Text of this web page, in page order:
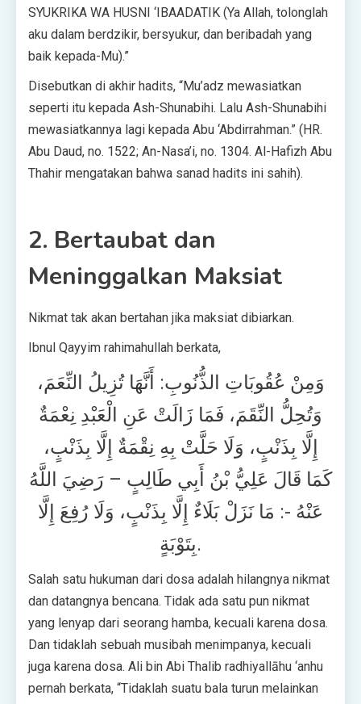
SYUKRIKA WA HUSNI ‘IBAADATIK (Ya Allah, tolonglah
aku dalam berdzikir, bersyukur, dan beribadah yang
baik kepada-Mu).”
Disebutkan di akhir hadits, “Mu’adz mewasiatkan
seperti itu kepada Ash-Shunabihi. Lalu Ash-Shunabihi
mewasiatkannya lagi kepada Abu ‘Abdirrahman.” (HR.
Abu Daud, no. 1522; An-Nasa’i, no. 1304. Al-Hafizh Abu
Thahir mengatakan bahwa sanad hadits ini sahih).
2. Bertaubat dan
Meninggalkan Maksiat
Nikmat tak akan bertahan jika maksiat dibiarkan.
Ibnul Qayyim rahimahullah berkata,
وَمِنْ عُقُوبَاتِ الذُّنُوبِ: أَنَّهَا تُزِيلُ النِّعَمَ،
وَتُحِلُّ النِّقَمَ، فَمَا زَالَتْ عَنِ الْعَبْدِ نِعْمَةٌ
إِلَّا بِذَنْبٍ، وَلَا حَلَّتْ بِهِ نِقْمَةٌ إِلَّا بِذَنْبٍ،
كَمَا قَالَ عَلِيُّ بْنُ أَبِي طَالِبٍ – رَضِيَ اللَّهُ
عَنْهُ -: مَا نَزَلْ بَلَاءٌ إِلَّا بِذَنْبٍ، وَلَا رُفِعَ إِلَّا
بِتَوْبَةٍ.
Salah satu hukuman dari dosa adalah hilangnya nikmat
dan datangnya bencana. Tidak ada satu pun nikmat
yang lenyap dari seorang hamba, kecuali karena dosa.
Dan tidaklah sebuah musibah menimpanya, kecuali
juga karena dosa. Ali bin Abi Thalib radhiyallāhu ‘anhu
pernah berkata, “Tidaklah suatu bala turun melainkan